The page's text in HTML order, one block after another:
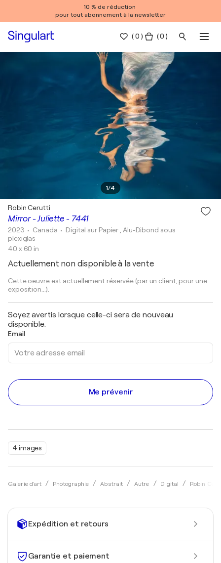
10 % de réduction
pour tout abonnement à la newsletter
(0 ) ( 0 )
1/4
4 images
Galerie d'art Photographie Abstrait Autre Digital Robin
Mirror - Juliette - 7441
Robin Cerutti
2023 • Canada • Digital sur Papier , Alu-Dibond sous
plexiglas
40 x 60 in
Actuellement non disponible à la vente
Cette oeuvre est actuellement réservée (par un client, pour une
exposition...).
Soyez avertis lorsque celle-ci sera de nouveau
disponible.
Email
Me prévenir
Expédition et retours
Garantie et paiement